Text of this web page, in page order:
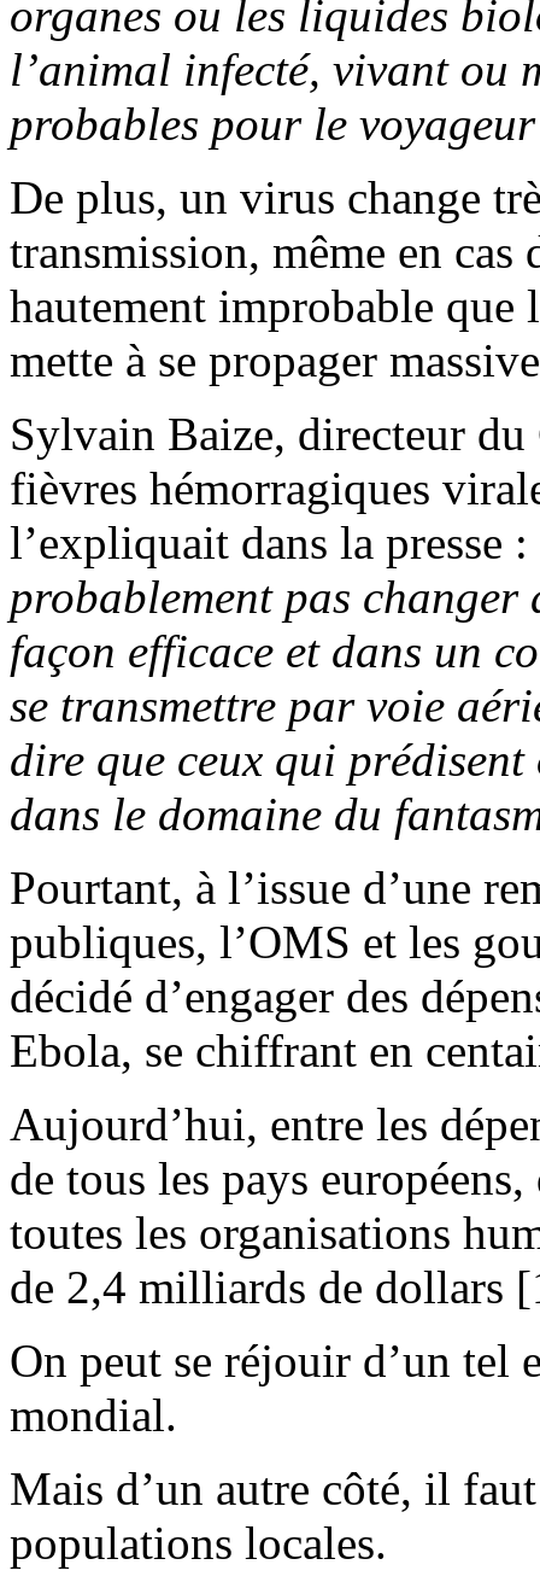
organes ou les liquides
l’animal infecté, vivant ou
probables pour le
De plus, un virus change
transmission, même en
hautement improbable que
mette à se propager
Sylvain Baize, directeur du
fièvres hémorragiques
l’expliquait dans la presse :
probablement pas
façon efficace et dans un
se transmettre par voie
dire que ceux qui
dans le domaine du
Pourtant, à l’issue d’une
publiques, l’OMS et les
décidé d’engager des
Ebola, se chiffrant en
Aujourd’hui, entre les
de tous les pays
toutes les organisations
de 2,4 milliards de dollars
On peut se réjouir d’un tel
mondial.
Mais d’un autre côté, il
populations locales.